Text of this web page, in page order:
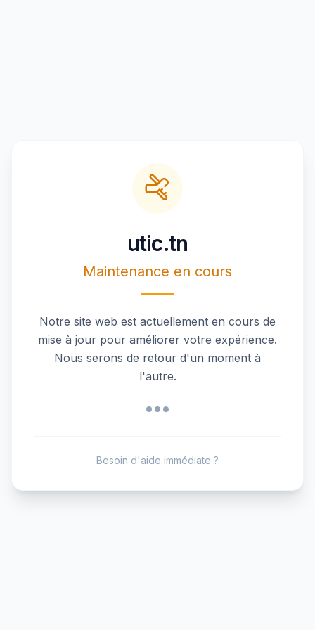
utic.tn
Maintenance en cours
Notre site web est actuellement en cours de
mise à jour pour améliorer votre expérience.
Nous serons de retour d'un moment à
l'autre.
Besoin d'aide immédiate ?